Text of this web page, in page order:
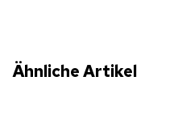
Ähnliche Artikel